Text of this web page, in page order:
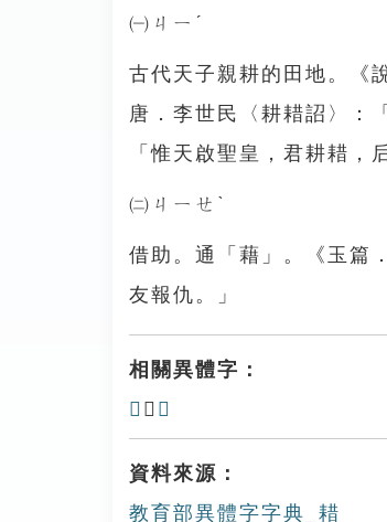
㈠ㄐㄧˊ
古代天子親耕的田地。《
唐．李世民〈耕耤詔〉：
「惟天啟聖皇，君耕耤，
㈡ㄐㄧㄝˋ
借助。通「藉」。《玉篇
友報仇。」
相關異體字：
𦔢 、 𦔡
資料來源：
教育部異體字字典_耤